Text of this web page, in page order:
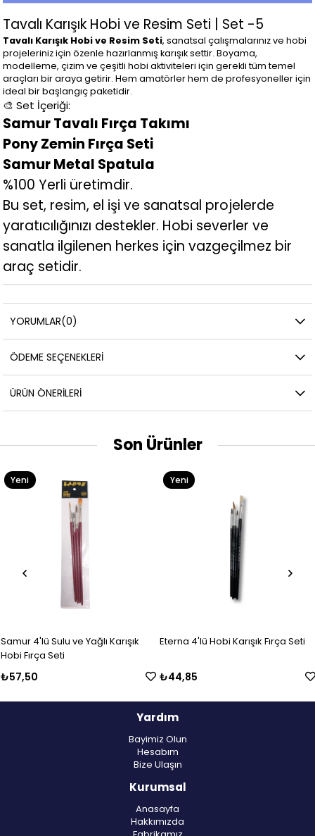
Tavalı Karışık Hobi ve Resim Seti | Set -5
Tavalı Karışık Hobi ve Resim Seti, sanatsal çalışmalarınız ve hobi
projeleriniz için özenle hazırlanmış karışık settir. Boyama,
modelleme, çizim ve çeşitli hobi aktiviteleri için gerekli tüm temel
araçları bir araya getirir. Hem amatörler hem de profesyoneller için
ideal bir başlangıç paketidir.
🎨 Set İçeriği:
Samur Tavalı Fırça Takımı
Pony Zemin Fırça Seti
Samur Metal Spatula
%100 Yerli üretimdir.
Bu set, resim, el işi ve sanatsal projelerde
yaratıcılığınızı destekler. Hobi severler ve
sanatla ilgilenen herkes için vazgeçilmez bir
araç setidir.
YORUMLAR(0)
ÖDEME SEÇENEKLERI
ÜRÜN ÖNERILERI
Son Ürünler
Samur 4'lü Sulu ve Yağlı Karışık
Hobi Fırça Seti
₺57,50
Yeni
Eterna 4'lü Hobi Karışık Fırça Seti
₺44,85
Yeni
Yardım
Bayimiz Olun
Hesabım
Bize Ulaşın
Kurumsal
Anasayfa
Hakkımızda